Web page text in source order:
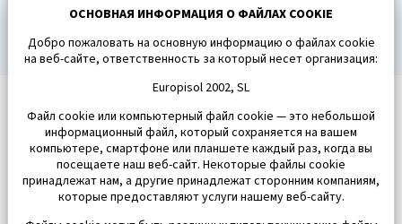
ПОДПИСАТЬСЯ
ОСНОВНАЯ ИНФОРМАЦИЯ О ФАЙЛАХ COOKIE
Добро пожаловать на основную информацию о файлах cookie
на веб-сайте, ответственность за который несет организация:
Europisol 2002, SL
Файл cookie или компьютерный файл cookie — это небольшой
информационный файл, который сохраняется на вашем
компьютере, смартфоне или планшете каждый раз, когда вы
посещаете наш веб-сайт. Некоторые файлы cookie
принадлежат нам, а другие принадлежат сторонним компаниям,
которые предоставляют услуги нашему веб-сайту.